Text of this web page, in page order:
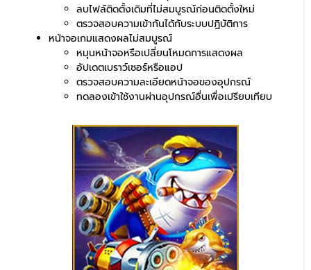
ลบไฟล์ติดตั้งเดิมที่ไม่สมบูรณ์ก่อนติดตั้งใหม่
ตรวจสอบความเข้ากันได้กับระบบปฏิบัติการ
หน้าจอเกมแสดงผลไม่สมบูรณ์
หมุนหน้าจอหรือเปลี่ยนโหมดการแสดงผล
อัปเดตเบราว์เซอร์หรือแอป
ตรวจสอบความละเอียดหน้าจอของอุปกรณ์
ทดลองเข้าใช้งานผ่านอุปกรณ์อื่นเพื่อเปรียบเทียบ